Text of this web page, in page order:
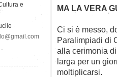
MA LA VERA
Ci si è messo,
Paralimpiadi di
alla cerimonia
larga per un
moltiplicarsi.
e